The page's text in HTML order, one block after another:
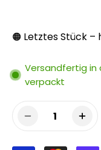
🟠 Letztes Stück –
Versandfertig in
verpackt
1